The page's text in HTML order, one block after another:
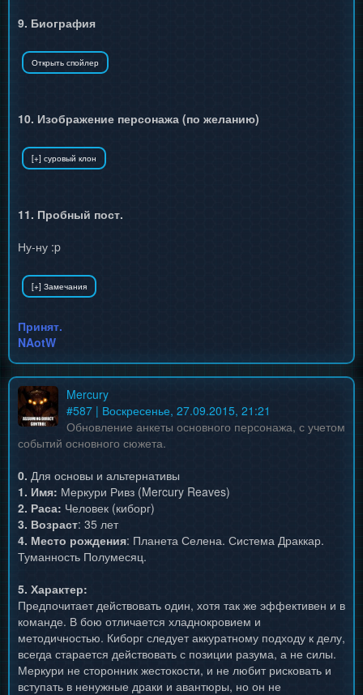
9. Биография
10. Изображение персонажа (по желанию)
11. Пробный пост.
Ну-ну :p
Принят.
NAotW
Mercury
#587 | Воскресенье, 27.09.2015, 21:21
Обновление анкеты основного персонажа, с учетом
событий основного сюжета.
0. Для основы и альтернативы
1. Имя: Меркури Ривз (Mercury Reaves)
2. Раса: Человек (киборг)
3. Возраст: 35 лет
4. Место рождения: Планета Селена. Система Драккар.
Туманность Полумесяц.
5. Характер:
Предпочитает действовать один, хотя так же эффективен и в
команде. В бою отличается хладнокровием и
методичностью. Киборг следует аккуратному подходу к делу,
всегда старается действовать с позиции разума, а не силы.
Меркури не сторонник жестокости, и не любит рисковать и
вступать в ненужные драки и авантюры, но он не